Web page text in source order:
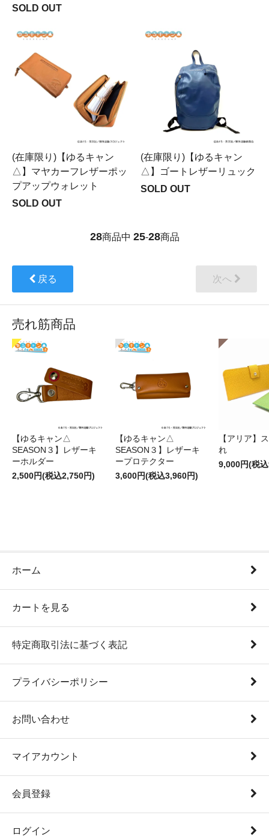
SOLD OUT
(在庫限り)【ゆるキャン
△】マヤカーフレザーポッ
プアップウォレット
SOLD OUT
(在庫限り)【ゆるキャン
△】ゴートレザーリュック
SOLD OUT
28商品中 25-28商品
戻る 次へ
売れ筋商品
【ゆるキャン△
SEASON３】レザーキ
ーホルダー
2,500円(税込2,750円)
【ゆるキャン△
SEASON３】レザーキ
ープロテクター
3,600円(税込3,960円)
【アリア】
れ
9,000円(税
ホーム
カートを見る
特定商取引法に基づく表記
プライバシーポリシー
お問い合わせ
マイアカウント
会員登録
ログイン